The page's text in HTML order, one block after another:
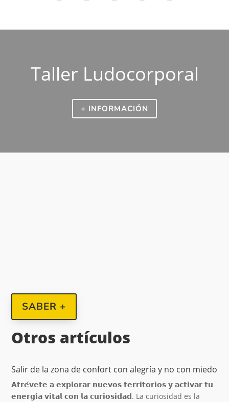
Taller Ludocorporal
+ INFORMACIÓN
SABER +
Otros artículos
Salir de la zona de confort con alegría y no con miedo
𝗔𝘁𝗿𝗲́𝘃𝗲𝘁𝗲 𝗮 𝗲𝘅𝗽𝗹𝗼𝗿𝗮𝗿 𝗻𝘂𝗲𝘃𝗼𝘀 𝘁𝗲𝗿𝗿𝗶𝘁𝗼𝗿𝗶𝗼𝘀 𝘆 𝗮𝗰𝘁𝗶𝘃𝗮𝗿 𝘁𝘂
𝗲𝗻𝗲𝗿𝗴𝗶́𝗮 𝘃𝗶𝘁𝗮𝗹 𝗰𝗼𝗻 𝗹𝗮 𝗰𝘂𝗿𝗶𝗼𝘀𝗶𝗱𝗮𝗱. La curiosidad es la